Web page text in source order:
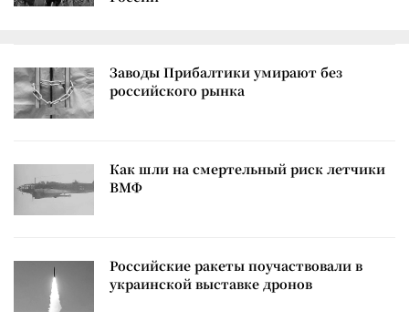
Заводы Прибалтики умирают без
российского рынка
Как шли на смертельный риск летчики
ВМФ
Российские ракеты поучаствовали в
украинской выставке дронов